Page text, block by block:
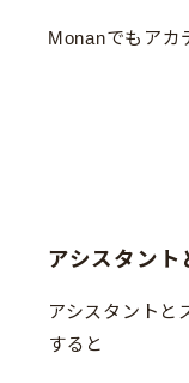
Monanでもア
アシスタント
アシスタントと
すると